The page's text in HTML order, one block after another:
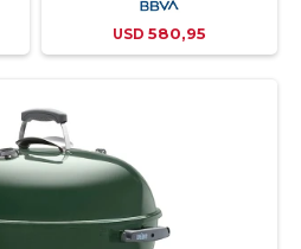
USD 580,95